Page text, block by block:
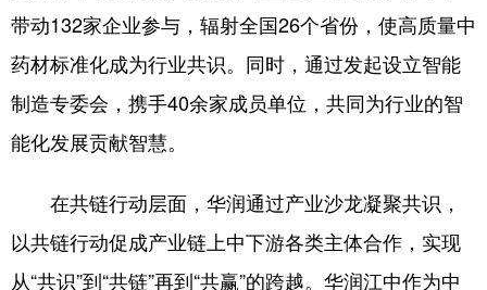
带动132家企业参与，辐射全国26个省份，使高质量中
药材标准化成为行业共识。同时，通过发起设立智能
制造专委会，携手40余家成员单位，共同为行业的智
能化发展贡献智慧。
在共链行动层面，华润通过产业沙龙凝聚共识，
以共链行动促成产业链上中下游各类主体合作，实现
从“共识”到“共链”再到“共赢”的跨越。华润江中作为中